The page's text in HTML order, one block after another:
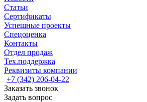
Статьи
Сертификаты
Успешные проекты
Спецоценка
Контакты
Отдел продаж
Тех.поддержка
Реквизиты компании
+7 (342) 206-04-22
Заказать звонок
Задать вопрос